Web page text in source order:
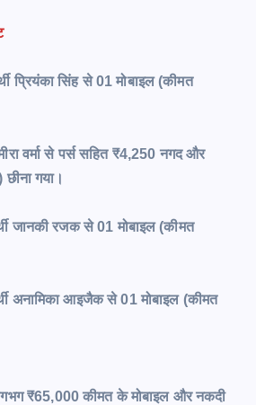
प्रियंका सिंह से 01 मोबाइल (कीमत
वर्मा से पर्स सहित ₹4,250 नगद और
गया।
जानकी रजक से 01 मोबाइल (कीमत
अनामिका आइजैक से 01 मोबाइल (कीमत
₹65,000 कीमत के मोबाइल और नकदी